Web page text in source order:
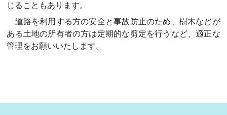
じることもあります。
道路を利用する方の安全と事故防止のため、樹木などが
ある土地の所有者の方は定期的な剪定を行うなど、適正な
管理をお願いいたします。